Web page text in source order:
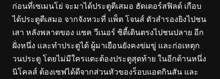
ก่อนที่เซเมนโย่ จะมาได้ประตูตีเสมอ ฮัดเดอร์สฟิลด์ เกือบ
ได้ประตูตีเสมอ จากจังหวะที่ แพ็ต โจนส์ ตัวสํารองยิงไปชน
เสา หลังพลาดของ แซค วีเนอร์ ซิตี้เดินตรงไปชนปลาย อีก
ฝั่งหนึ่ง และทําประตูได้ ผู้มาเยือนยังคงข่มขู่ และก่อเหตุก
วนประตู โดยไม่มีใครแตะต้องประตูสุดท้าย ในอีกด้านหนึ่ง
นิโคลส์ ต้องเซฟได้ดีจากส่วนหัวของร็อบแอตกินสัน และ